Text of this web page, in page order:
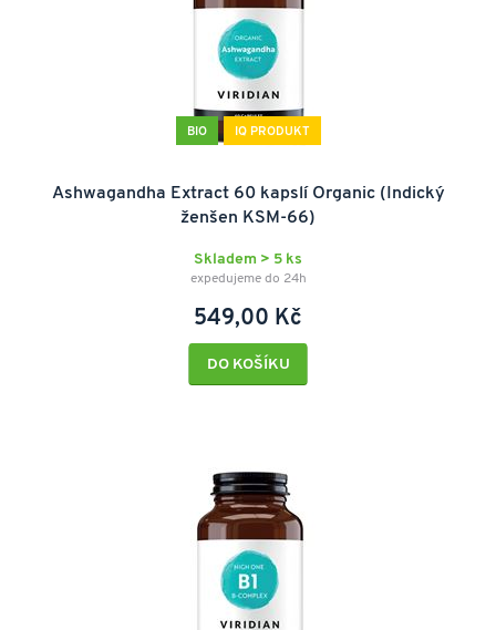
BIO IQ PRODUKT
Ashwagandha Extract 60 kapslí Organic (Indický
ženšen KSM-66)
Skladem > 5 ks
expedujeme do 24h
549,00 Kč
DO KOŠÍKU